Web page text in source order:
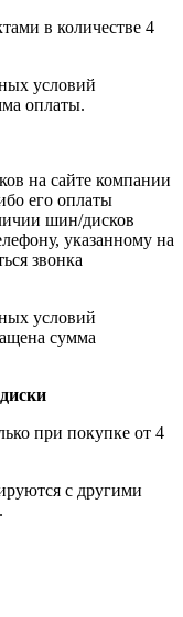
в количестве 4
условий
оплаты.
на сайте компании
его оплаты
шин/дисков
указанному на
звонка
условий
сумма
при покупке от 4
с другими